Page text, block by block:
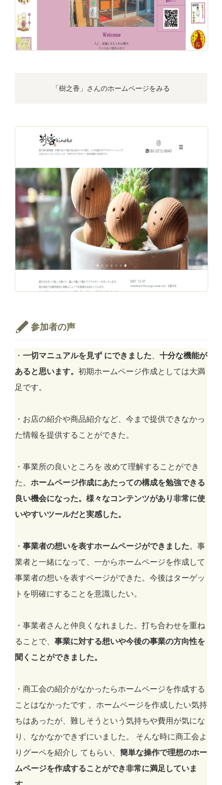
「樹之香」さんのホームページをみる
参加者の声
・ 一切マニュアルを見ず にできました、 十分な機能が
あると思います。 初期ホームページ作成としては大満
足です。
・お店の紹介や商品紹介など、今まで提供できなかっ
た情報を提供することができた。
・事業所の良いところを 改めて理解することができ
た。 ホームページ作成にあたっての構成を勉強できる
良い機会になった。様々なコンテンツがあり非常に使
いやすいツールだと実感した。
・ 事業者の想いを表すホームページができました。事
業者と一緒になって、一からホームページを作成して
事業者の想いを表すページができた。今後はターゲッ
トを明確にすることを意識したい。
・事業者さんと仲良くなれました。打ち合わせを重ね
ることで、 事業に対する想いや今後の事業の方向性を
聞くことができました。
・商工会の紹介がなかったらホームページを作成する
ことはなかったです 。ホームページを作成したい気持
ちはあったが、難しそうという気持ちや費用が気にな
り、なかなかできずにいました。 そんな時に商工会よ
りグーペを紹介し てもらい、 簡単な操作で理想のホー
ムページを作成することができ非常に満足していま